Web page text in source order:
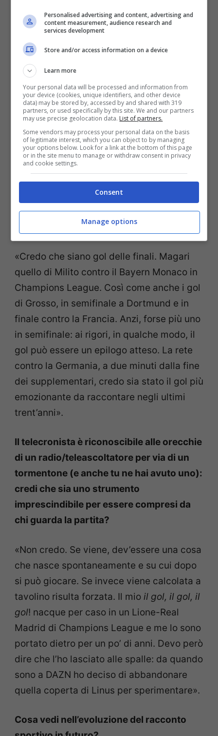
Quali sono i gol che, invece, avresti voluto
«Credo che siano gol delle finali. Magari
quello di Milito contro il Bayern Monaco in
Champions League. Così come anche i gol
di Grosso, in semifinale a Dortmund e in
finale contro la Francia. Anzi, forse più uno
in semifinale: ai rigori, in qualche modo, il
gol può essere un epilogo atteso. La rete
contro la Germania, a due minuti dalla fine
dei supplementari, credo sia stato il gol più
emozionante da raccontare negli ultimi
trent’anni».
Il telecronista è riconoscibile alle orecchie
di un radio/teleascoltatore per via di un
tormentone (e anche tu ne hai avuto uno):
credi che sia uno strumento
imprescindibile per essere compresi da
chi guarda la partita?
«Non credo. Se viene, dev’essere una cosa
che nasce spontaneamente e su cui dopo
si può giocare. Se invece viene calcolata a
tavolino risulta forzata. Il mio il gol, il gol, il
gol! nacque per caso in un Lione-Real
Madrid di Champions League e me lo sono
portato dietro per un po’ di anni. Devo però
dire che l’ho lasciato alle spalle: da quando
sono a DAZN ho deciso di abbandonare
quella coperta di Linus per sperimentare».
Cosa vedi nell’evoluzione del racconto
Personalised advertising and content, advertising and
content measurement, audience research and
services development
Store and/or access information on a device
Learn more
Your personal data will be processed and information from
your device (cookies, unique identifiers, and other device
data) may be stored by, accessed by and shared with 319
partners, or used specifically by this site. We and our partners
may use precise geolocation data. List of partners.
Some vendors may process your personal data on the basis
of legitimate interest, which you can object to by managing
your options below. Look for a link at the bottom of this page
or in the site menu to manage or withdraw consent in privacy
and cookie settings.
Consent
Manage options